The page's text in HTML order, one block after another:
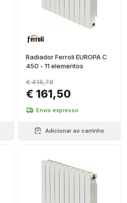
Radiador Ferroli EUROPA C
450 - 11 elementos
€ 161,50
€ 415,78
Envio expresso
Adicionar ao carrinho